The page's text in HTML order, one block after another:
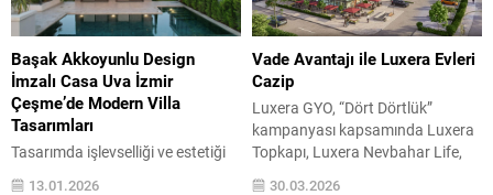
toplam 750 daireden oluşan
benzersiz bir yaşam projesi...
sonunda teslim edilecek ve peşin
alım yapmak isteyenlere yüzde 10
indirim fırsatı sunuluyor. İnşaat
sektörünün köklü markası
Albayrak Beton’un Çekmeköy’de
hayata geçirdiği...
Başak Akkoyunlu Design
İmzalı Casa Uva İzmir
Çeşme’de Modern Villa
Tasarımları
Tasarımda işlevselliği ve estetiği
ön planda tutan Başak Akkoyunlu
13.01.2026
Vade Avantajı ile Luxera Evleri
Cazip
Luxera GYO, “Dört Dörtlük”
kampanyası kapsamında Luxera
Topkapı, Luxera Nevbahar Life,
Luxera Nevbahar Suites ve
30.03.2026